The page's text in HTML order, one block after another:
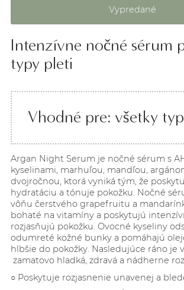
Intenzívne nočné sérum
typy pleti
Vhodné pre: všetky
Argan Night Serum je nočné sérum s
kyselinami, marhuľou, mandľou,
dvojročnou, ktorá vyniká tým, že
hydratáciu a tónuje pokožku. Nočné
vôňu čerstvého grapefruitu a
bohaté na vitamíny a poskytujú
rozjasňujú pokožku. Ovocné kyseliny
odumreté kožné bunky a pomáhajú
hlbšie do pokožky. Nasledujúce ráno je
zamatovo hladká, zdravá a nádherne
○ Poskytuje rozjasnenie unavenej a